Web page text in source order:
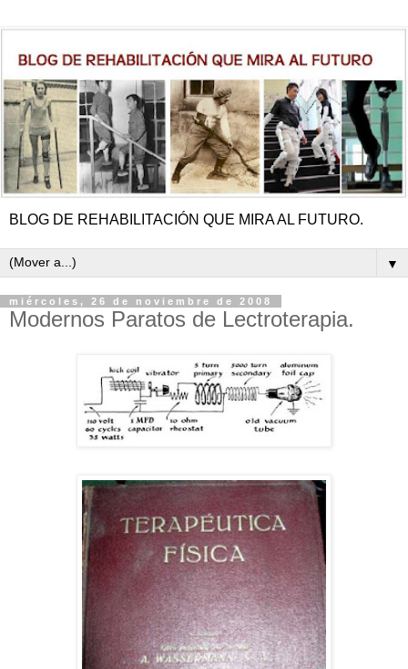
BLOG DE REHABILITACIÓN QUE MIRA AL FUTURO.
▼
miércoles, 26 de noviembre de 2008
Modernos Paratos de Lectroterapia.